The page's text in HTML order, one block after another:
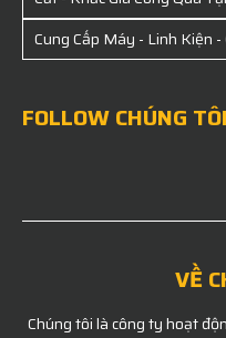
Cung Cấp Máy - Linh Kiện
FOLLOW CHÚNG TÔI
VỀ
Chúng tôi là công ty hoạt